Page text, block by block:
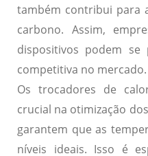
também contribui para
carbono. Assim,
dispositivos podem
competitiva no mercado.
Os trocadores de
crucial na otimização
garantem que as
níveis ideais. Isso é